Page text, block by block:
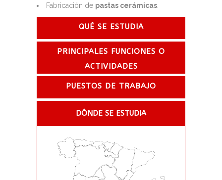
Fabricación de pastas cerámicas
QUÉ SE ESTUDIA
PRINCIPALES FUNCIONES O
ACTIVIDADES
PUESTOS DE TRABAJO
DÓNDE SE ESTUDIA